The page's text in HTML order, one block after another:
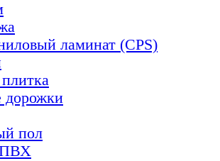
ламинат (CPS)
дорожки
пол
ПВХ